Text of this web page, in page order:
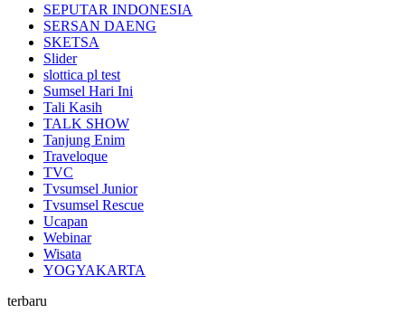
SEPUTAR INDONESIA
SERSAN DAENG
SKETSA
Slider
slottica pl test
Sumsel Hari Ini
Tali Kasih
TALK SHOW
Tanjung Enim
Traveloque
TVC
Tvsumsel Junior
Tvsumsel Rescue
Ucapan
Webinar
Wisata
YOGYAKARTA
terbaru